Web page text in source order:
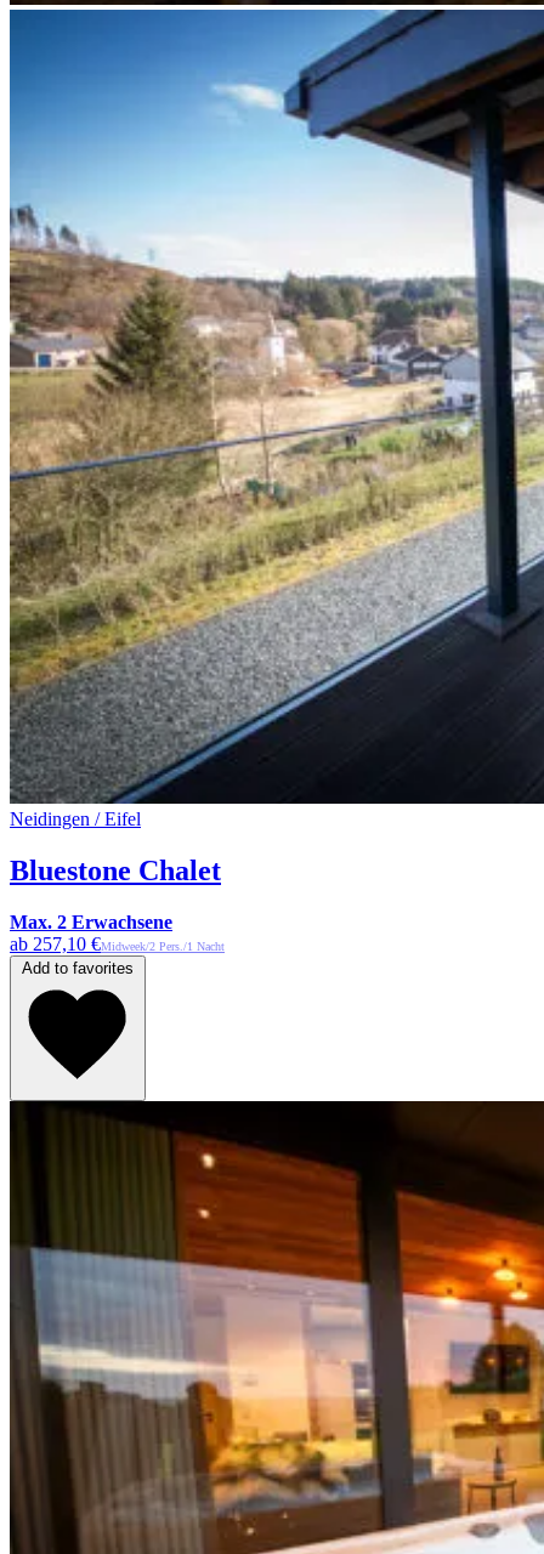
Neidingen / Eifel
Bluestone Chalet
Max. 2 Erwachsene
ab 257,10 €Midweek/2 Pers./1 Nacht
Add to favorites